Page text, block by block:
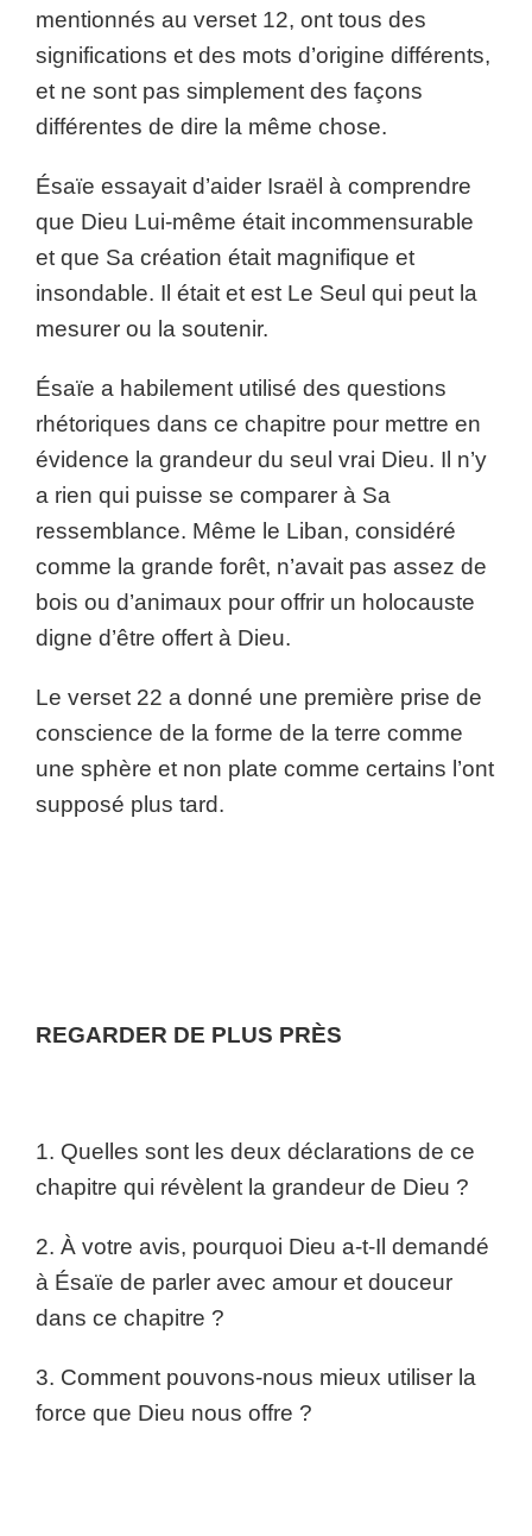
mentionnés au verset 12, ont tous des
significations et des mots d’origine différents,
et ne sont pas simplement des façons
différentes de dire la même chose.
Ésaïe essayait d’aider Israël à comprendre
que Dieu Lui-même était incommensurable
et que Sa création était magnifique et
insondable. Il était et est Le Seul qui peut la
mesurer ou la soutenir.
Ésaïe a habilement utilisé des questions
rhétoriques dans ce chapitre pour mettre en
évidence la grandeur du seul vrai Dieu. Il n’y
a rien qui puisse se comparer à Sa
ressemblance. Même le Liban, considéré
comme la grande forêt, n’avait pas assez de
bois ou d’animaux pour offrir un holocauste
digne d’être offert à Dieu.
Le verset 22 a donné une première prise de
conscience de la forme de la terre comme
une sphère et non plate comme certains l’ont
supposé plus tard.
REGARDER DE PLUS PRÈS
1. Quelles sont les deux déclarations de ce
chapitre qui révèlent la grandeur de Dieu ?
2. À votre avis, pourquoi Dieu a-t-Il demandé
à Ésaïe de parler avec amour et douceur
dans ce chapitre ?
3. Comment pouvons-nous mieux utiliser la
force que Dieu nous offre ?